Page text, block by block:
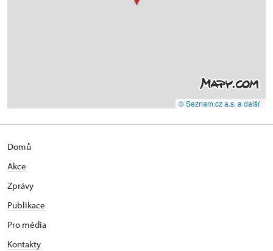
© Seznam.cz a.s. a další
Domů
Akce
Zprávy
Publikace
Pro média
Kontakty